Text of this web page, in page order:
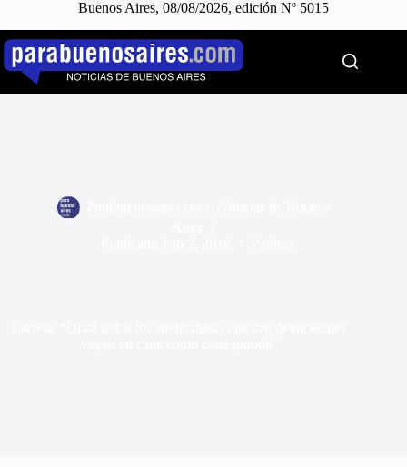
Buenos Aires, 08/08/2026, edición Nº 5015
Saltar
contenido